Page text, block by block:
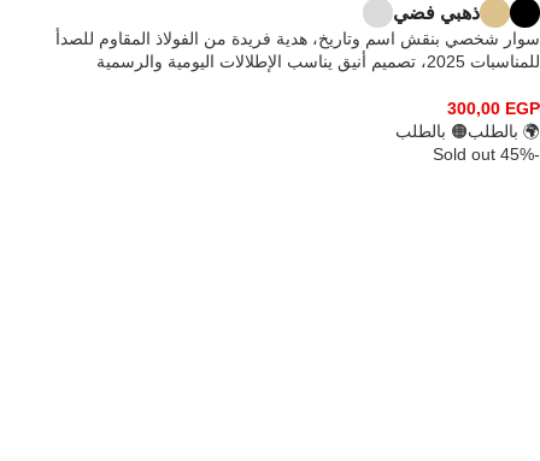
ذهبي فضي
سوار شخصي بنقش اسم وتاريخ، هدية فريدة من الفولاذ المقاوم للصدأ
للمناسبات 2025، تصميم أنيق يناسب الإطلالات اليومية والرسمية
300,00 EGP
🌍 بالطلب🟠 بالطلب
-45%
Sold out